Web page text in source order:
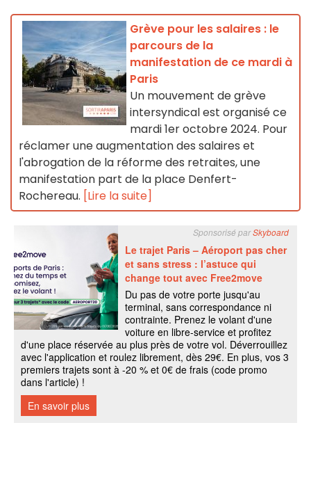
Grève pour les salaires : le
parcours de la
manifestation de ce mardi à
Paris
Un mouvement de grève
intersyndical est organisé ce
mardi 1er octobre 2024. Pour
réclamer une augmentation des salaires et
l'abrogation de la réforme des retraites, une
manifestation part de la place Denfert-
Rochereau. [Lire la suite]